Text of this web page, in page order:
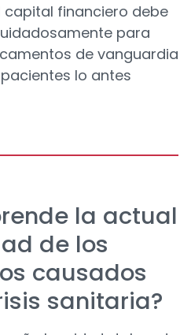
capital financiero debe
para
de vanguardia
lo antes
la actual
de los
causados
sanitaria?